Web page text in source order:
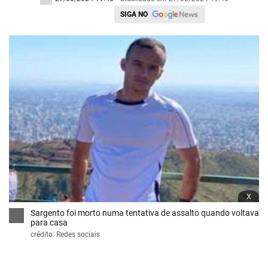
SIGA NO
x
Sargento foi morto numa tentativa de assalto quando voltava
para casa
crédito: Redes sociais